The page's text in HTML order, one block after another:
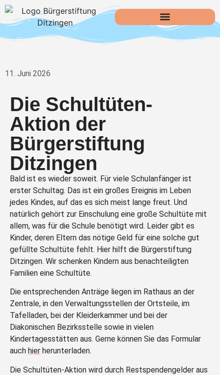
11. Juni 2026
Die Schultüten-
Aktion der
Bürgerstiftung
Ditzingen
Bald ist es wieder soweit. Für viele Schulanfänger ist
erster Schultag. Das ist ein großes Ereignis im Leben
jedes Kindes, auf das es sich meist lange freut. Und
natürlich gehört zur Einschulung eine große Schultüte mit
allem, was für die Schule benötigt wird. Leider gibt es
Kinder, deren Eltern das nötige Geld für eine solche gut
gefüllte Schultüte fehlt. Hier hilft die Bürgerstiftung
Ditzingen. Wir schenken Kindern aus benachteiligten
Familien eine Schultüte.
Die entsprechenden Anträge liegen im Rathaus an der
Zentrale, in den Verwaltungsstellen der Ortsteile, im
Tafelladen, bei der Kleiderkammer und bei der
Diakonischen Bezirksstelle sowie in vielen
Kindertagesstätten aus. Gerne können Sie das Formular
auch hier herunterladen.
Die Schultüten-Aktion wird durch Restspendengelder aus